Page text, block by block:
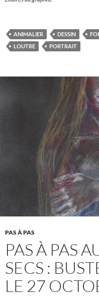
ANIMALIER DESSIN
LOUTRE
PORTRAIT
PAS À PAS
PAS À PAS
SECS :
LE 27